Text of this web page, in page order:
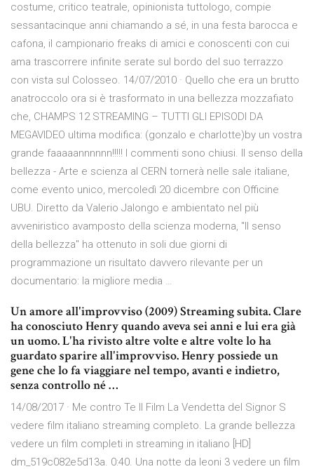
costume, critico teatrale, opinionista tuttologo, compie
sessantacinque anni chiamando a sé, in una festa barocca e
cafona, il campionario freaks di amici e conoscenti con cui
ama trascorrere infinite serate sul bordo del suo terrazzo
con vista sul Colosseo. 14/07/2010 · Quello che era un brutto
anatroccolo ora si è trasformato in una bellezza mozzafiato
che, CHAMPS 12 STREAMING – TUTTI GLI EPISODI DA
MEGAVIDEO ultima modifica: (gonzalo e charlotte)by un vostra
grande faaaaannnnnn!!!!! I commenti sono chiusi. Il senso della
bellezza - Arte e scienza al CERN tornerà nelle sale italiane,
come evento unico, mercoledì 20 dicembre con Officine
UBU. Diretto da Valerio Jalongo e ambientato nel più
avveniristico avamposto della scienza moderna, "Il senso
della bellezza" ha ottenuto in soli due giorni di
programmazione un risultato davvero rilevante per un
documentario: la migliore media …
Un amore all'improvviso (2009) Streaming subita. Clare
ha conosciuto Henry quando aveva sei anni e lui era già
un uomo. L'ha rivisto altre volte e altre volte lo ha
guardato sparire all'improvviso. Henry possiede un
gene che lo fa viaggiare nel tempo, avanti e indietro,
senza controllo né …
14/08/2017 · Me contro Te Il Film La Vendetta del Signor S
vedere film italiano streaming completo. La grande bellezza
vedere un film completi in streaming in italiano [HD]
dm_519c082e5d13a. 0:40. Una notte da leoni 3 vedere un film